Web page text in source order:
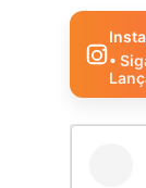
•